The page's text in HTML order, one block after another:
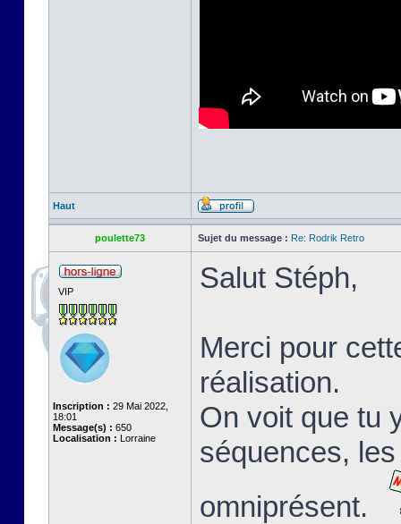
Haut
poulette73 Sujet du message : Re: Rodrik Retro
VIP
Inscription : 29 Mai 2022,
18:01
Message(s) : 650
Localisation : Lorraine
Salut Stéph,
Merci pour
réalisation.
On voit que tu
séquences,
omniprésent.